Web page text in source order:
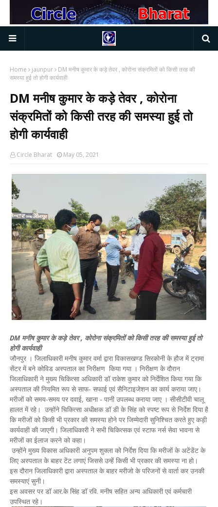
Home jaunpur
DM मनीष कुमार के कड़े तेवर , कोरोना संक्रमितों को किसी तरह की
समस्या हुई तो होगी कार्यवाही
DM मनीष कुमार के कड़े तेवर , कोरोना
संक्रमितों को किसी तरह की समस्या हुई तो
होगी कार्यवाही
Circle Bharat May 05, 2021
DM मनीष कुमार के कड़े तेवर , कोरोना संक्रमितों को किसी तरह की समस्या हुई तो
होगी कार्यवाही
जौनपुर । जिलाधिकारी मनीष कुमार वर्मा द्वारा विकासखण्ड सिरकोनी के हौज में ट्रामा
सेंटर में बने कोविड अस्पताल का निरीक्षण किया गया । निरीक्षण के दौरान
जिलाधिकारी ने मुख्य चिकित्सा अधिकारी डॉ राकेश कुमार को निर्देशित किया गया कि
अस्पताल की नियमित रूप से साफ- सफाई एवं सैनिटाइजेशन का कार्य कराया जाए।
मरीजों को समय-समय पर दवाई, खाना - पानी उपलब्ध कराया जाए । सीसीटीवी चालू
हालत में रहे। उन्होंने चिकित्सा अधीक्षक डॉ डी के सिंह को स्पष्ट रूप से निर्देश दिया है
कि मरीजों को किसी भी प्रकार की समस्या होने पर जिम्मेदारी सुनिश्चित करते हुए कड़ी
कार्यवाही की जाएगी। जिलाधिकारी ने सभी चिकित्सक एवं स्टाफ नर्स सेवा भावना से
मरीजों का ईलाज करने को कहा।
उन्होंने मुख्य विकास अधिकारी अनुपम शुक्ला को निर्देश दिया कि मरीजों के अटेंडेंट के
लिए अस्पताल के बाहर टेंट लगाएं जिससे उन्हें किसी भी प्रकार की समस्या ना हो।
इस दौरान जिलाधिकारी द्वारा अस्पताल के बाहर मरीजो के परिजनों से वार्ता कर उनकी
समस्याएं सुनी।
इस अवसर पर डॉ आर.के सिंह डॉ रवि. मनीष सहित अन्य अधिकारी एवं कर्मचारी
उपस्थित रहे।